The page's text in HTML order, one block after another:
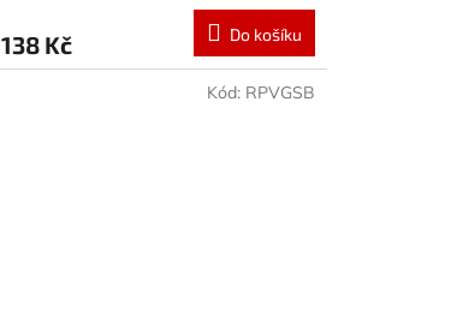
138 Kč Do košíku
Kód: RPVGSB